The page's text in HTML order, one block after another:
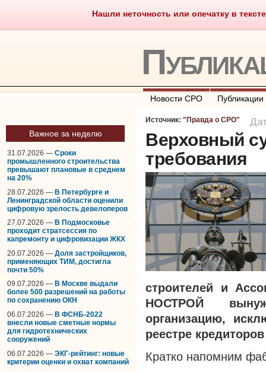
Нашли неточность или опечатку в
Саморегулирование Что
Новости СРО Публикации
Важное за неделю
31.07.2026 — Сроки
промышленного строительства
превышают плановые в среднем
на 20%
28.07.2026 — В Петербурге и
Ленинградской области оценили
цифровую зрелость девелоперов
27.07.2026 — В Подмосковье
проходит стратсессия по
капремонту и цифровизации ЖКХ
20.07.2026 — Доля застройщиков,
применяющих ТИМ, достигла
почти 50%
09.07.2026 — В Москве выдали
более 500 разрешений на работы
по сохранению ОКН
06.07.2026 — В ФСНБ-2022
внесли новые сметные нормы
для гидротехнических
сооружений
06.07.2026 — ЭКГ-рейтинг: новые
критерии оценки и охват компаний
Источник: "Правда о СРО"
Верховный
требования
строителей и
НОСТРОЙ
организацию,
реестре
Кратко напомним